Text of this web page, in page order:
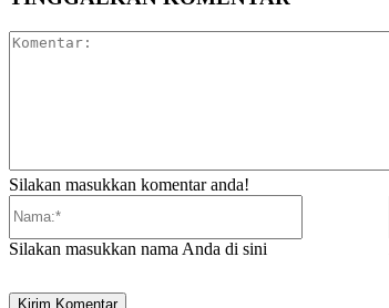
Silakan masukkan komentar anda!
Silakan masukkan nama Anda di sini